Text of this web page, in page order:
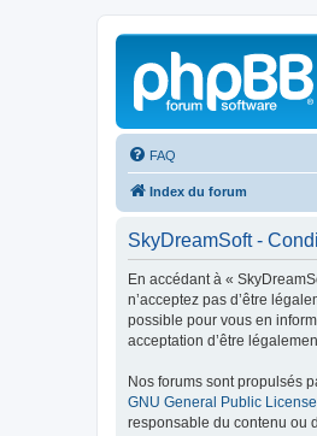
FAQ
Index du forum
SkyDreamSoft -
En accédant à «
n’acceptez pas d’être
possible pour vous en
acceptation d’être
Nos forums sont propulsés
GNU General Public
responsable du contenu ou